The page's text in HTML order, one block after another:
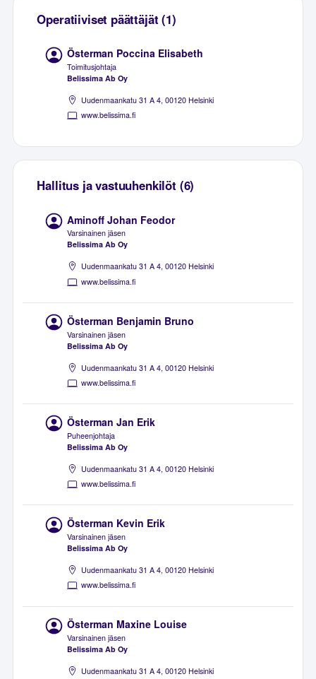
Operatiiviset päättäjät (1)
Österman Poccina Elisabeth
Toimitusjohtaja
Belissima Ab Oy
Uudenmaankatu 31 A 4, 00120 Helsinki
www.belissima.fi
Hallitus ja vastuuhenkilöt (6)
Aminoff Johan Feodor
Varsinainen jäsen
Belissima Ab Oy
Uudenmaankatu 31 A 4, 00120 Helsinki
www.belissima.fi
Österman Benjamin Bruno
Varsinainen jäsen
Belissima Ab Oy
Uudenmaankatu 31 A 4, 00120 Helsinki
www.belissima.fi
Österman Jan Erik
Puheenjohtaja
Belissima Ab Oy
Uudenmaankatu 31 A 4, 00120 Helsinki
www.belissima.fi
Österman Kevin Erik
Varsinainen jäsen
Belissima Ab Oy
Uudenmaankatu 31 A 4, 00120 Helsinki
www.belissima.fi
Österman Maxine Louise
Varsinainen jäsen
Belissima Ab Oy
Uudenmaankatu 31 A 4, 00120 Helsinki